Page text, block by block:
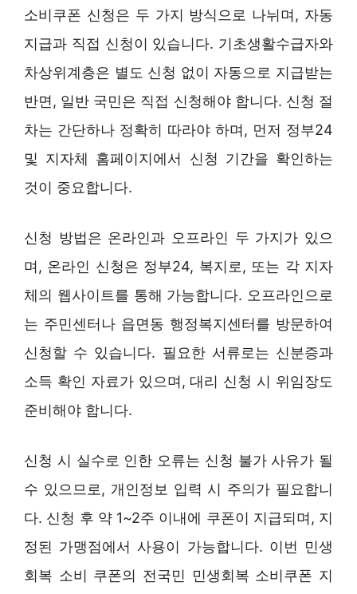
소비쿠폰 신청은 두 가지 방식으로 나뉘며, 자동
지급과 직접 신청이 있습니다. 기초생활수급자와
차상위계층은 별도 신청 없이 자동으로 지급받는
반면, 일반 국민은 직접 신청해야 합니다. 신청 절
차는 간단하나 정확히 따라야 하며, 먼저 정부24
및 지자체 홈페이지에서 신청 기간을 확인하는
것이 중요합니다.
신청 방법은 온라인과 오프라인 두 가지가 있으
며, 온라인 신청은 정부24, 복지로, 또는 각 지자
체의 웹사이트를 통해 가능합니다. 오프라인으로
는 주민센터나 읍면동 행정복지센터를 방문하여
신청할 수 있습니다. 필요한 서류로는 신분증과
소득 확인 자료가 있으며, 대리 신청 시 위임장도
준비해야 합니다.
신청 시 실수로 인한 오류는 신청 불가 사유가 될
수 있으므로, 개인정보 입력 시 주의가 필요합니
다. 신청 후 약 1~2주 이내에 쿠폰이 지급되며, 지
정된 가맹점에서 사용이 가능합니다. 이번 민생
회복 소비 쿠폰의 전국민 민생회복 소비쿠폰 지